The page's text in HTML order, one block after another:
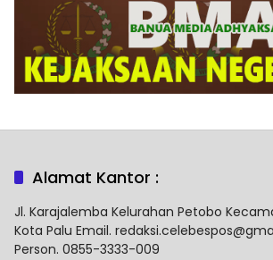
Alamat Kantor :
Jl. Karajalemba Kelurahan Petobo
Kota Palu Email.
Person. 0855-3333-009